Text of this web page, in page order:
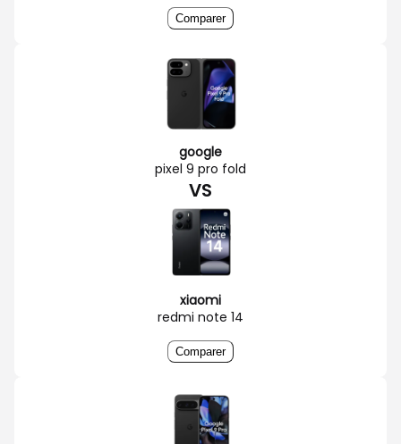
Comparer
google
pixel 9 pro fold
VS
xiaomi
redmi note 14
Comparer